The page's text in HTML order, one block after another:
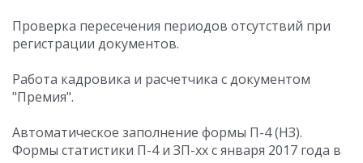
Проверка пересечения периодов отсутствий при
регистрации документов.
Работа кадровика и расчетчика с документом
"Премия".
Автоматическое заполнение формы П-4 (НЗ).
Формы статистики П-4 и ЗП-хх с января 2017 года в